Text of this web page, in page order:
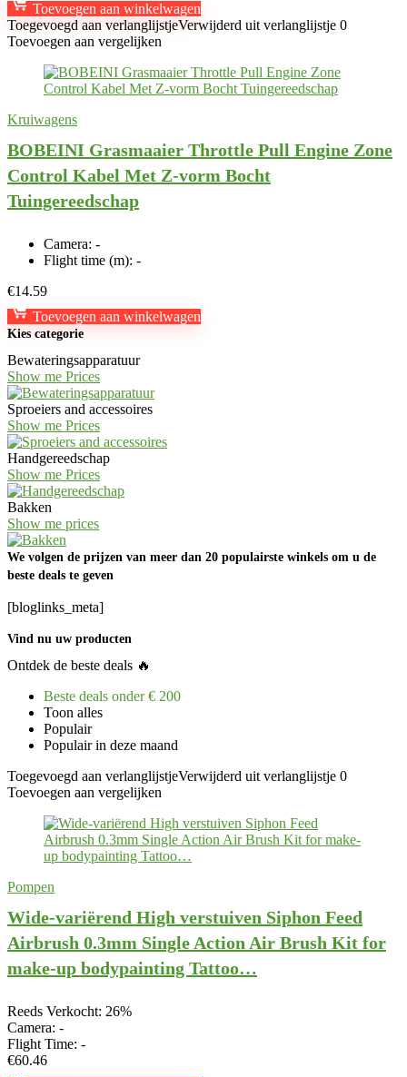
Toevoegen aan winkelwagen
Toegevoegd aan verlanglijstjeVerwijderd uit verlanglijstje 0
Toevoegen aan vergelijken
Kruiwagens
BOBEINI Grasmaaier Throttle Pull Engine Zone
Control Kabel Met Z-vorm Bocht
Tuingereedschap
Camera: -
Flight time (m): -
€14.59
Toevoegen aan winkelwagen
Kies categorie
Bewateringsapparatuur
Show me Prices
Sproeiers and accessoires
Show me Prices
Handgereedschap
Show me Prices
Bakken
Show me prices
We volgen de prijzen van meer dan 20 populairste winkels om u de
beste deals te geven
[bloglinks_meta]
Vind nu uw producten
Ontdek de beste deals 🔥
Beste deals onder € 200
Toon alles
Populair
Populair in deze maand
Toegevoegd aan verlanglijstjeVerwijderd uit verlanglijstje 0
Toevoegen aan vergelijken
Pompen
Wide-variërend High verstuiven Siphon Feed
Airbrush 0.3mm Single Action Air Brush Kit for
make-up bodypainting Tattoo…
Reeds Verkocht: 26%
Camera: -
Flight Time: -
€60.46